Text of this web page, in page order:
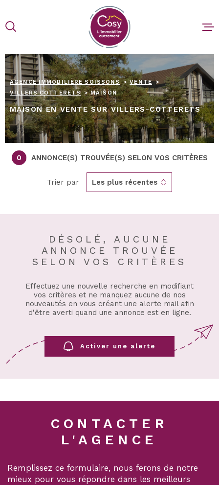
la
menu
contenu
ACCUEIL
ACHETER
VENDRE
AGENCE IMMOBILIÈRE SOISSONS
VENTE
VILLERS COTTERETS
MAISON
MAISON EN VENTE SUR VILLERS-COTTERETS
0 ANNONCE(S) TROUVÉE(S) SELON VOS CRITÈRES
Trier par Les plus récentes
DÉSOLÉ, AUCUNE
ANNONCE TROUVÉE
SELON VOS CRITÈRES
Effectuez une nouvelle recherche en modifiant
vos critères et ne manquez aucune de nos
nouveautés en vous créant une alerte mail afin
d'être averti quand une annonce est en ligne.
Activer une alerte
CONTACTER
L'AGENCE
Remplissez ce formulaire, nous ferons de notre
mieux pour vous répondre dans les meilleurs